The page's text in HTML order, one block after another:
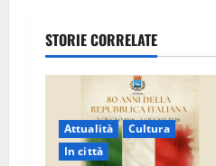
STORIE CORRELATE
Attualità
Cultura
In città